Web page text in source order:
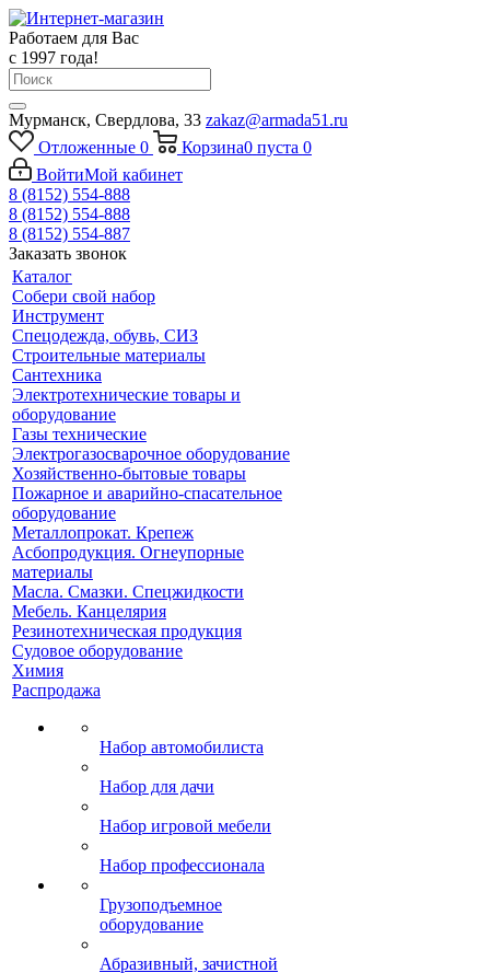
Работаем для Вас
с 1997 года!
Мурманск, Свердлова, 33 zakaz@armada51.ru
Отложенные 0 Корзина0 пуста 0
ВойтиМой кабинет
8 (8152) 554-888
8 (8152) 554-888
8 (8152) 554-887
Заказать звонок
Каталог
Собери свой набор
Инструмент
Спецодежда, обувь, СИЗ
Строительные материалы
Сантехника
Электротехнические товары и
оборудование
Газы технические
Электрогазосварочное оборудование
Хозяйственно-бытовые товары
Пожарное и аварийно-спасательное
оборудование
Металлопрокат. Крепеж
Асбопродукция. Огнеупорные
материалы
Масла. Смазки. Спецжидкости
Мебель. Канцелярия
Резинотехническая продукция
Судовое оборудование
Химия
Распродажа
Набор автомобилиста
Набор для дачи
Набор игровой мебели
Набор профессионала
Грузоподъемное
оборудование
Абразивный, зачистной